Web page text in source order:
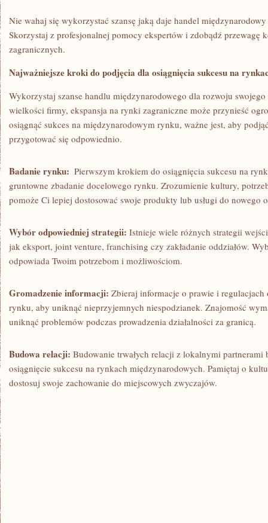
Nie wahaj się wykorzystać szansę jaką daje handel
Skorzystaj z profesjonalnej pomocy ekspertów i zdobądź przewagę⁣
zagranicznych.
Najważniejsze kroki do podjęcia dla osiągnięcia sukcesu na
Wykorzystaj szanse handlu międzynarodowego dla rozwoju
⁣wielkości firmy, ekspansja na rynki zagraniczne może przynieść
osiągnąć sukces na międzynarodowym rynku,⁢ ważne jest, aby
przygotować się odpowiednio.
Badanie rynku:
Pierwszym krokiem do⁢ osiągnięcia sukcesu ⁣na
gruntowne zbadanie docelowego rynku. Zrozumienie​ kultury,
pomoże Ci lepiej dostosować ⁤swoje produkty lub usługi do nowego
Wybór odpowiedniej strategii: Istnieje wiele różnych ‌strategii
jak eksport, joint venture, franchising czy zakładanie oddziałów.
odpowiada Twoim potrzebom i możliwościom.
Gromadzenie informacji: Zbieraj informacje o prawie i
rynku, aby uniknąć​ nieprzyjemnych niespodzianek. Znajomość
uniknąć problemów podczas prowadzenia działalności za granicą.
Budowa ​relacji: Budowanie trwałych relacji z lokalnymi partnerami
osiągnięcie sukcesu na rynkach międzynarodowych. Pamiętaj o
dostosuj swoje zachowanie do miejscowych zwyczajów.